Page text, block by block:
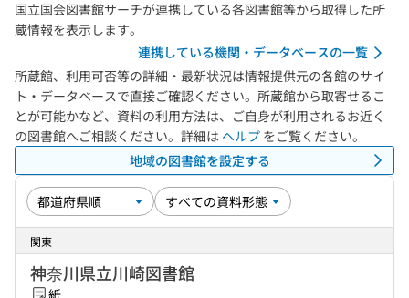
国立国会図書館サーチが連携している各図書館等から取得した所
蔵情報を表示します。
連携している機関・データベースの一覧
所蔵館、利用可否等の詳細・最新状況は情報提供元の各館のサイ
ト・データベースで直接ご確認ください。所蔵館から取寄せるこ
とが可能かなど、資料の利用方法は、ご自身が利用されるお近く
の図書館へご相談ください。詳細は ヘルプ をご覧ください。
地域の図書館を設定する
関東
神奈川県立川崎図書館
紙